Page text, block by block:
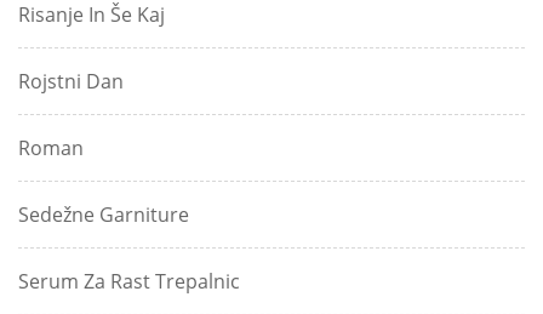
Risanje In Še Kaj
Rojstni Dan
Roman
Sedežne Garniture
Serum Za Rast Trepalnic